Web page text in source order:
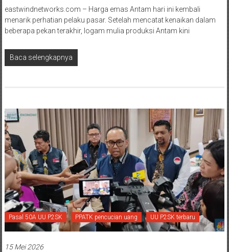
eastwindnetworks.com – Harga emas Antam hari ini kembali
menarik perhatian pelaku pasar. Setelah mencatat kenaikan dalam
beberapa pekan terakhir, logam mulia produksi Antam kini
Baca selengkapnya
Pasal 50A UU P2SK PPATK pencucian uang UU P2SK terbaru
15 Mei 2026